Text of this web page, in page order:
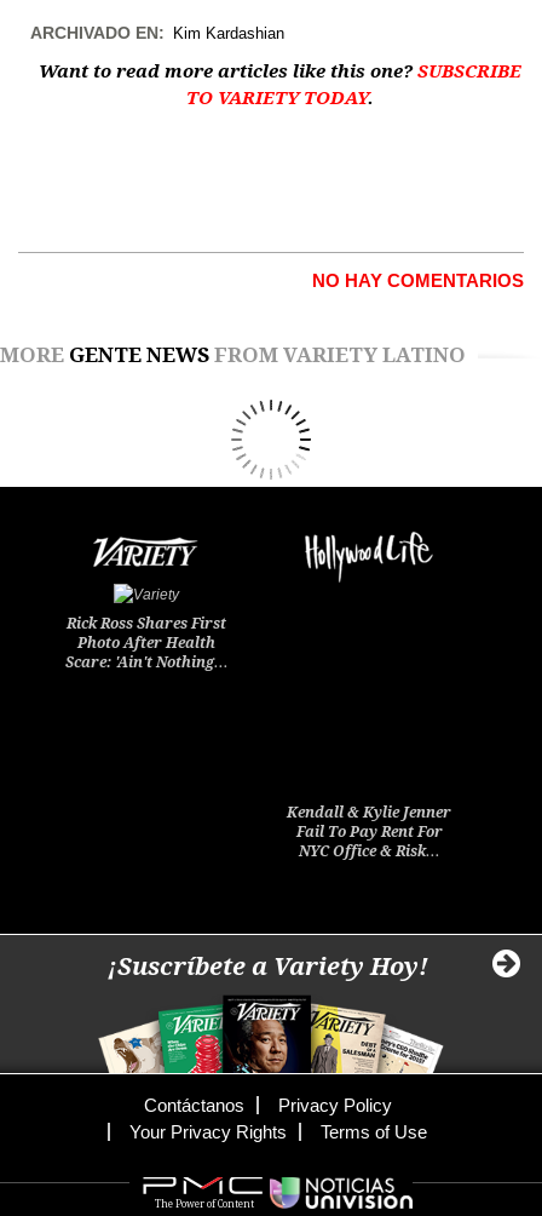
ARCHIVADO EN: Kim Kardashian
Want to read more articles like this one?SUBSCRIBE
TO VARIETY TODAY.
NO HAY COMENTARIOS
MORE GENTE NEWS FROM VARIETY LATINO
Rick Ross Shares First
Photo After Health
Scare: 'Ain't Nothing…
Kendall & Kylie Jenner
Fail To Pay Rent For
NYC Office & Risk…
¡Suscríbete a Variety Hoy!
Contáctanos
Privacy Policy
Your Privacy Rights
Terms of Use
The Power of Content